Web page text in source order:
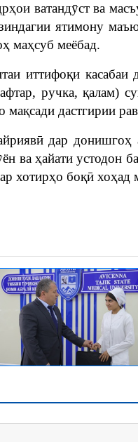
ватандӯст ва
ятимону
маҳсуб меёбад.
иттифоқи
ручка, қалам)
дастгирии
дар
ва ҳайати устодон
хотирҳо боқӣ хоҳад